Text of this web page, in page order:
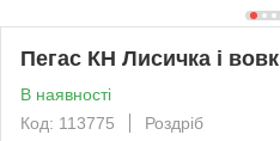
Пегас КН Лисичка і вовк
В наявності
Код: 113775
Роздріб